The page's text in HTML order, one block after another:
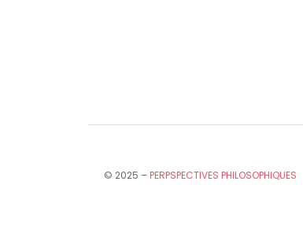
© 2025 –PERPSPECTIVES PHILOSOPHIQUES